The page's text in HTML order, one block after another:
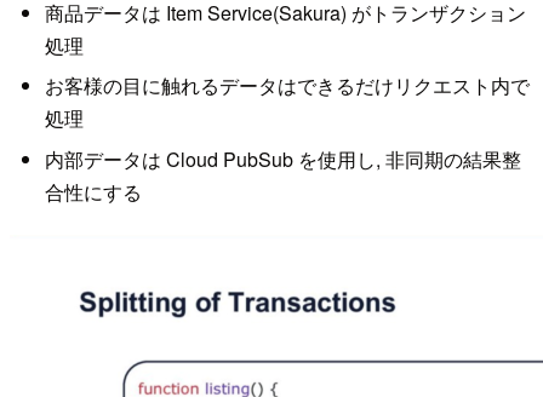
商品データは Item Service(Sakura) がトランザクション
処理
お客様の目に触れるデータはできるだけリクエスト内で
処理
内部データは Cloud PubSub を使用し, 非同期の結果整
合性にする